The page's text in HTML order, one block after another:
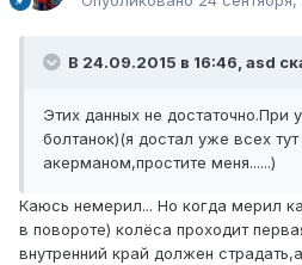
В 24.09.2015 в 16:46, asd
Этих данных не достаточно.При
болтанок)(я достал уже всех
акерманом,простите меня......)
Каюсь немерил... Но когда мерил
в повороте) колёса проходит
внутренний край должен